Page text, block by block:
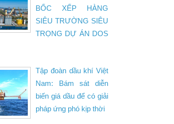
BỐC XẾP HÀNG
SIÊU TRƯỜNG SIÊU
TRỌNG DỰ ÁN DOS
Tập đoàn dầu khí Việt
Nam: Bám sát diễn
biến giá dầu để có giải
pháp ứng phó kịp thời